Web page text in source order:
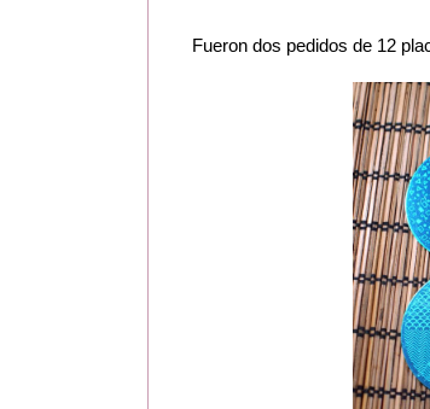
Fueron dos pedidos de 12